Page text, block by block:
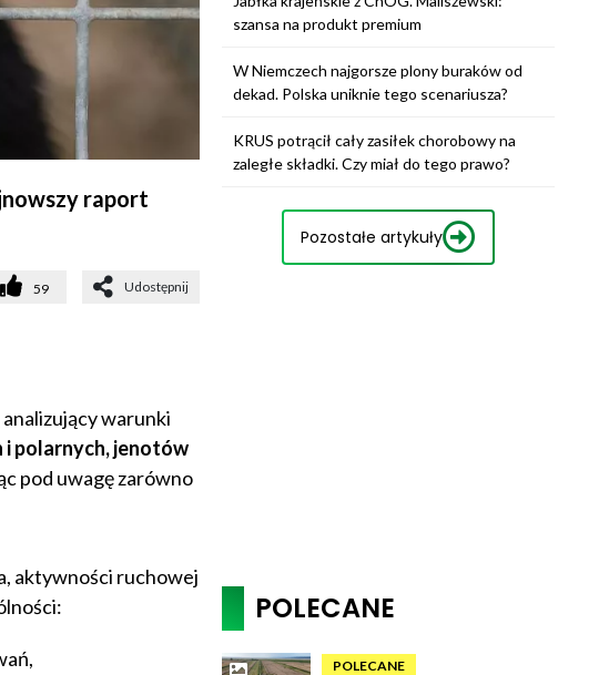
raport
59 Udostępnij
analizujący warunki
i polarnych, jenotów
pod uwagę zarówno
aktywności ruchowej
szansa na produkt premium
W Niemczech najgorsze plony buraków od
dekad. Polska uniknie tego scenariusza?
KRUS potrącił cały zasiłek chorobowy na
zaległe składki. Czy miał do tego prawo?
Pozostałe artykuły
POLECANE
POLECANE